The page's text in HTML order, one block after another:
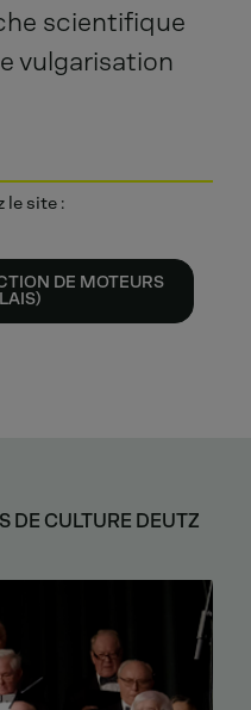
scientifique
vulgarisation
le site :
DE MOTEURS
DE CULTURE DEUTZ